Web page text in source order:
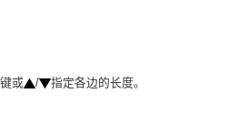
或 / 指定各边的长度。